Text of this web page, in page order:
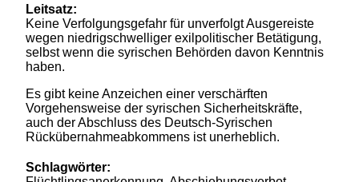
Leitsatz:
Keine Verfolgungsgefahr für unverfolgt Ausgereiste
wegen niedrigschwelliger exilpolitischer Betätigung,
selbst wenn die syrischen Behörden davon Kenntnis
haben.
Es gibt keine Anzeichen einer verschärften
Vorgehensweise der syrischen Sicherheitskräfte,
auch der Abschluss des Deutsch-Syrischen
Rückübernahmeabkommens ist unerheblich.
Schlagwörter: